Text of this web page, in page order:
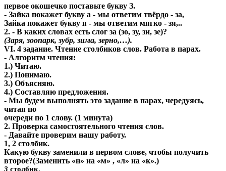
первое окошечко поставьте букву З.
- Зайка покажет букву а - мы ответим твёрдо - за,
Зайка покажет букву я - мы ответим мягко - зя,..
2. - В каких словах есть слог за (зо, зу, зи, зе)?
(Заря, зоопарк, зубр, зима, зерно,…).
VI. 4 задание. Чтение столбиков слов. Работа в парах.
- Алгоритм чтения:
1.) Читаю.
2.) Понимаю.
3.) Объясняю.
4.) Составляю предложения.
- Мы будем выполнять это задание в парах, чередуясь,
читая по
очереди по 1 слову. (1 минута)
2. Проверка самостоятельного чтения слов.
- Давайте проверим нашу работу.
1, 2 столбик.
Какую букву заменили в первом слове, чтобы получить
второе?(Заменить «н» на «м» , «л» на «к».)
3 столбик.